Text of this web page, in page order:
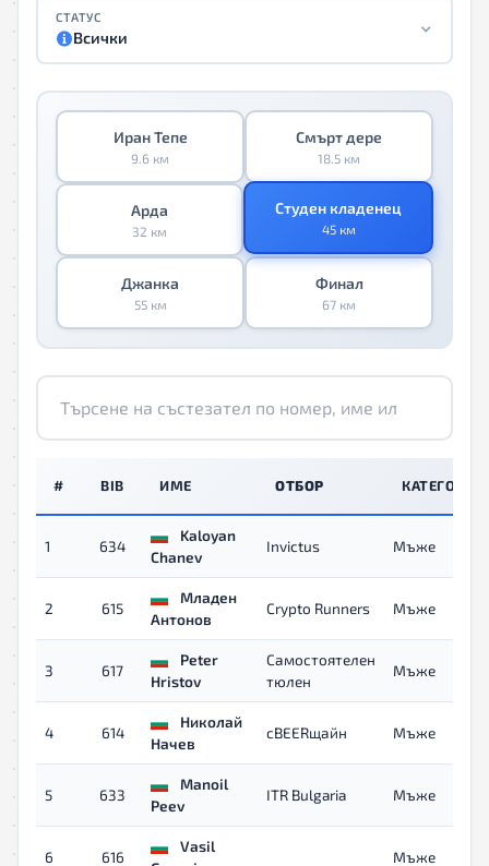
СТАТУС
Всички
Иран Тепе
9.6 км
Смърт дере
18.5 км
Арда
32 км
Студен кладенец
45 км
Джанка
55 км
Финал
67 км
# BIB ИМЕ ОТБОР КАТЕГОРИЯ
1 634
Kaloyan
Chanev
Invictus Mъже
2 615
Младен
Антонов
Crypto Runners Mъже
3 617
Peter
Hristov
Самостоятелен
тюлен
Mъже
4 614
Николай
Начев
сBEERщайн Mъже
5 633
Manoil
Peev
ITR Bulgaria Mъже
6 616
Vasil
Mъже